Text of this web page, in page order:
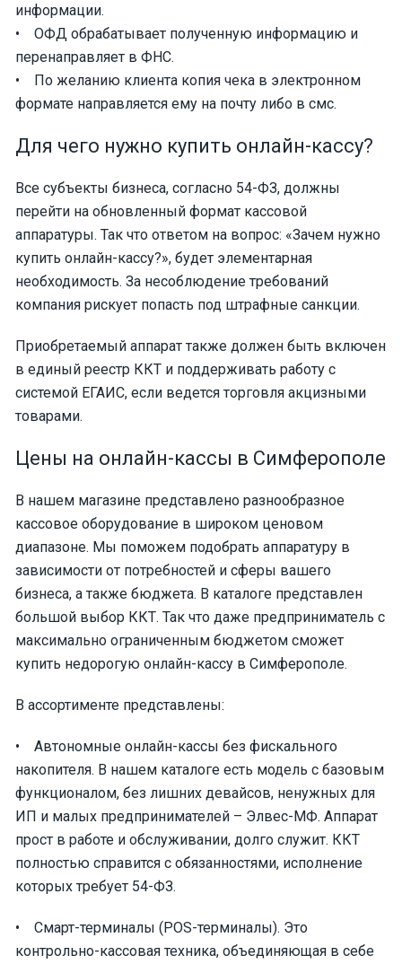
информации.
• ОФД обрабатывает полученную информацию и
перенаправляет в ФНС.
• По желанию клиента копия чека в электронном
формате направляется ему на почту либо в смс.
Для чего нужно купить онлайн-кассу?
Все субъекты бизнеса, согласно 54-ФЗ, должны
перейти на обновленный формат кассовой
аппаратуры. Так что ответом на вопрос: «Зачем нужно
купить онлайн-кассу?», будет элементарная
необходимость. За несоблюдение требований
компания рискует попасть под штрафные санкции.
Приобретаемый аппарат также должен быть включен
в единый реестр ККТ и поддерживать работу с
системой ЕГАИС, если ведется торговля акцизными
товарами.
Цены на онлайн-кассы в Симферополе
В нашем магазине представлено разнообразное
кассовое оборудование в широком ценовом
диапазоне. Мы поможем подобрать аппаратуру в
зависимости от потребностей и сферы вашего
бизнеса, а также бюджета. В каталоге представлен
большой выбор ККТ. Так что даже предприниматель с
максимально ограниченным бюджетом сможет
купить недорогую онлайн-кассу в Симферополе.
В ассортименте представлены:
• Автономные онлайн-кассы без фискального
накопителя. В нашем каталоге есть модель с базовым
функционалом, без лишних девайсов, ненужных для
ИП и малых предпринимателей – Элвес-МФ. Аппарат
прост в работе и обслуживании, долго служит. ККТ
полностью справится с обязанностями, исполнение
которых требует 54-ФЗ.
• Смарт-терминалы (POS-терминалы). Это
контрольно-кассовая техника, объединяющая в себе